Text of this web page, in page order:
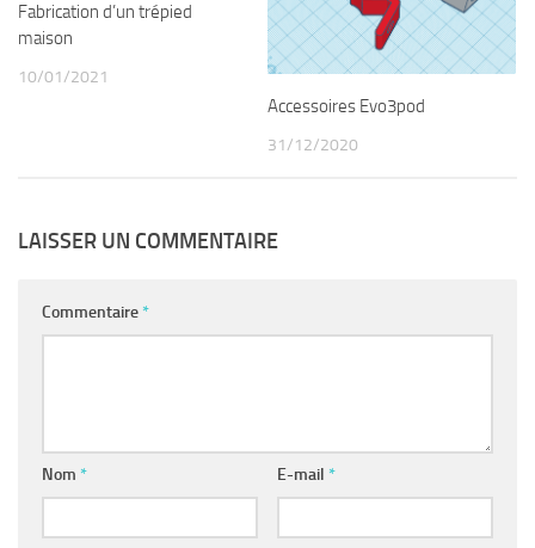
Fabrication d’un trépied
maison
10/01/2021
Accessoires Evo3pod
31/12/2020
LAISSER UN COMMENTAIRE
Commentaire *
Nom * E-mail *